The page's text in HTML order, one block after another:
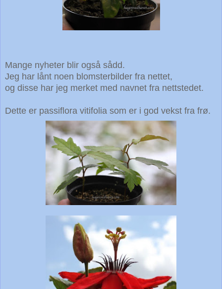
Mange nyheter blir også sådd.
Jeg har lånt noen blomsterbilder fra nettet,
og disse har jeg merket med navnet fra nettstedet.
Dette er passiflora vitifolia som er i god vekst fra frø.